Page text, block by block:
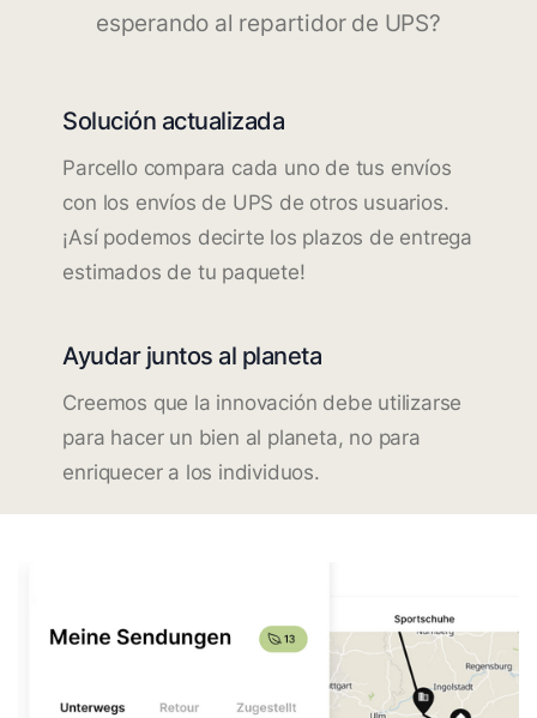
esperando al repartidor de UPS?
Solución actualizada
Parcello compara cada uno de tus envíos
con los envíos de UPS de otros usuarios.
¡Así podemos decirte los plazos de entrega
estimados de tu paquete!
Ayudar juntos al planeta
Creemos que la innovación debe utilizarse
para hacer un bien al planeta, no para
enriquecer a los individuos.